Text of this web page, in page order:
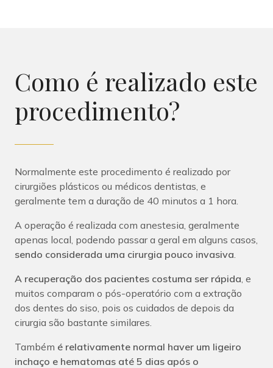
Como é realizado este
procedimento?
Normalmente este procedimento é realizado por
cirurgiões plásticos ou médicos dentistas, e
geralmente tem a duração de 40 minutos a 1 hora.
A operação é realizada com anestesia, geralmente
apenas local, podendo passar a geral em alguns casos,
sendo considerada uma cirurgia pouco invasiva
A recuperação dos pacientes costuma ser rápida , e
muitos comparam o pós-operatório com a extração
dos dentes do siso, pois os cuidados de depois da
cirurgia são bastante similares.
Também é relativamente normal haver um ligeiro
inchaço e hematomas até 5 dias após o